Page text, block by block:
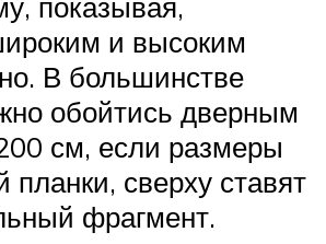
показывая,
и высоким
В большинстве
обойтись дверным
см, если размеры
планки, сверху ставят
фрагмент.